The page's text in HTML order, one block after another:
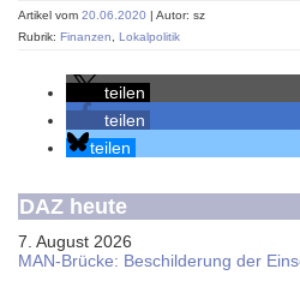
Artikel vom 20.06.2020 | Autor: sz
Rubrik: Finanzen Lokalpolitik
teilen
teilen
teilen
DAZ heute
7. August 2026
MAN-Brücke: Beschilderung der